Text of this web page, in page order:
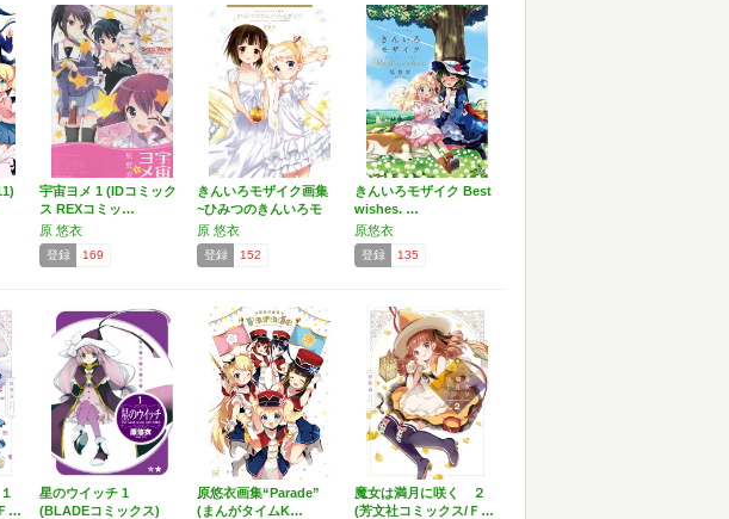
宇宙ヨメ 1 (IDコミック
ス REXコミッ…
原 悠衣
登録 169
きんいろモザイク画集
~ひみつのきんいろモ
ザ…
原 悠衣
登録 152
きんいろモザイク Best
wishes. …
原悠衣
登録 135
…
星のウイッチ 1
(BLADEコミックス)
原悠衣画集“Parade”
(まんがタイムK…
魔女は満月に咲く ２
(芳文社コミックス/Ｆ…